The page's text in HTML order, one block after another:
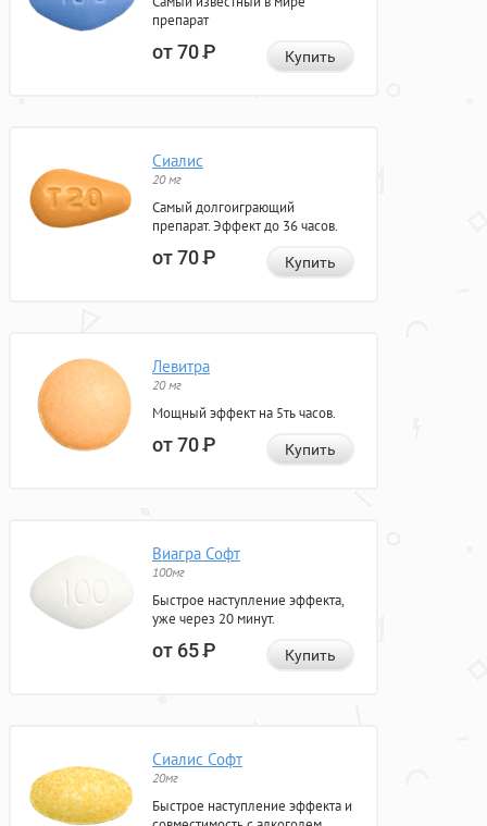
препарат
от 70Р Купить
Сиалис
20 мг
Самый долгоиграющий
препарат. Эффект до 36 часов.
от 70Р Купить
Левитра
20 мг
Мощный эффект на 5ть часов.
от 70Р Купить
Виагра Софт
100мг
Быстрое наступление эффекта,
уже через 20 минут.
от 65Р Купить
Сиалис Софт
20мг
Быстрое наступление эффекта и